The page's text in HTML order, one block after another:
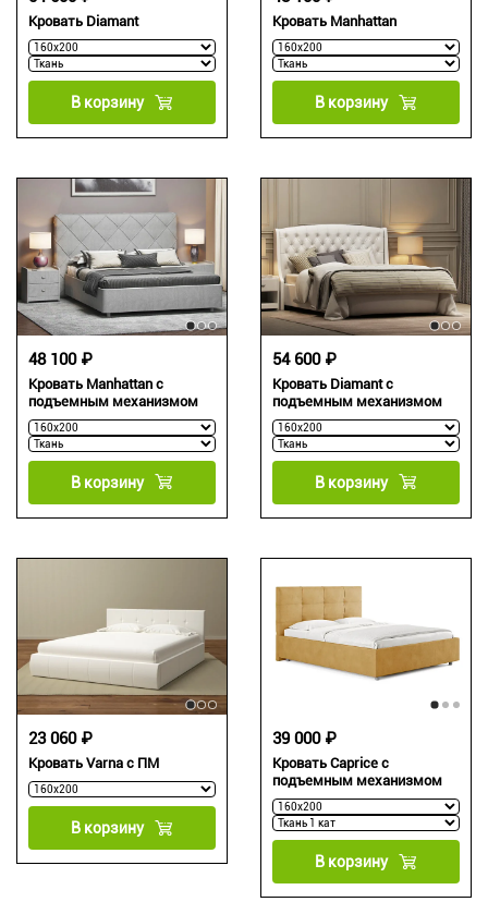
Кровать Diamant
В корзину
Кровать Manhattan
В корзину
Кровать Manhattan с
подъемным механизмом
48 100 ₽
В корзину
Кровать Diamant с
подъемным механизмом
54 600 ₽
В корзину
Кровать Varna c ПМ
23 060 ₽
В корзину
Кровать Caprice с
подъемным механизмом
39 000 ₽
В корзину